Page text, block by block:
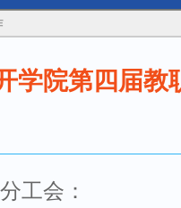
学院第四届教
工会：